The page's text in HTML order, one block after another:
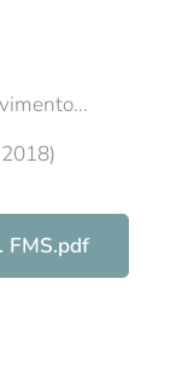
FMS.pdf